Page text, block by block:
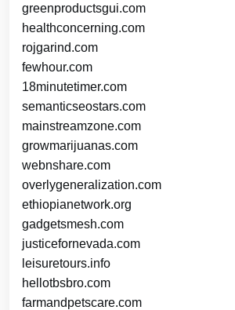
greenproductsgui.com
healthconcerning.com
rojgarind.com
fewhour.com
18minutetimer.com
semanticseostars.com
mainstreamzone.com
growmarijuanas.com
webnshare.com
overlygeneralization.com
ethiopianetwork.org
gadgetsmesh.com
justicefornevada.com
leisuretours.info
hellotbsbro.com
farmandpetscare.com